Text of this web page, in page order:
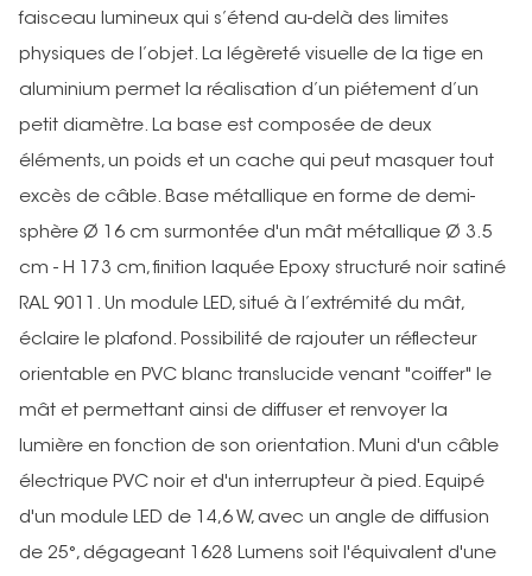
faisceau lumineux qui s’étend au-delà des limites
physiques de l’objet. La légèreté visuelle de la tige en
aluminium permet la réalisation d’un piétement d’un
petit diamètre. La base est composée de deux
éléments, un poids et un cache qui peut masquer tout
excès de câble. Base métallique en forme de demi-
sphère Ø 16 cm surmontée d'un mât métallique Ø 3.5
cm - H 173 cm, finition laquée Epoxy structuré noir satiné
RAL 9011. Un module LED, situé à l’extrémité du mât,
éclaire le plafond. Possibilité de rajouter un réflecteur
orientable en PVC blanc translucide venant "coiffer" le
mât et permettant ainsi de diffuser et renvoyer la
lumière en fonction de son orientation. Muni d'un câble
électrique PVC noir et d'un interrupteur à pied. Equipé
d'un module LED de 14,6 W, avec un angle de diffusion
de 25°, dégageant 1628 Lumens soit l'équivalent d'une